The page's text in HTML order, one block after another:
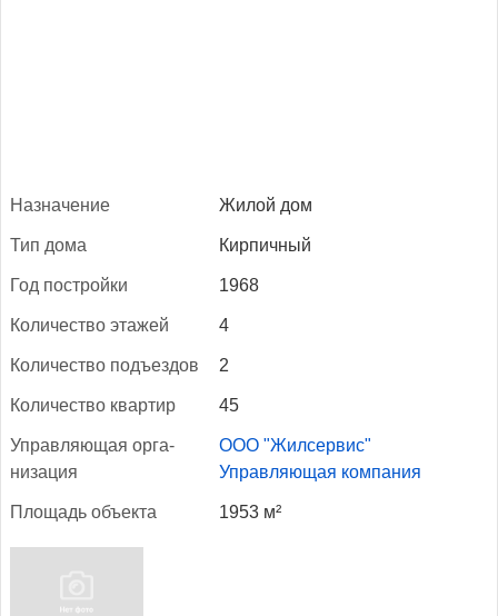
Наз­на­чение Жилой дом
Тип до­ма Кирпичный
Год пос­трой­ки 1968
Ко­личес­тво эта­жей 4
Ко­личес­тво подъ­ез­дов 2
Ко­личес­тво квар­тир 45
Уп­равля­ющая ор­га­
низа­ция
ООО "Жилсервис"
Управляющая компания
Пло­щадь объ­ек­та 1953 м²